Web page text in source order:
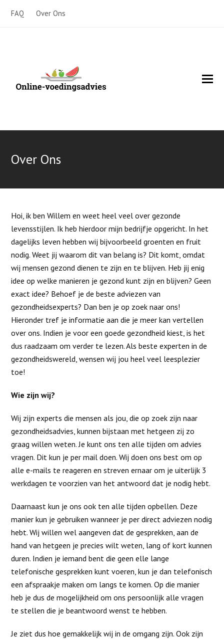
FAQ Over Ons
Over Ons
Hoi, ik ben Willem en weet heel veel over gezonde
levensstijlen. Ik heb hierdoor mijn bedrijfje opgericht. In het
dagelijks leven hebben wij bijvoorbeeld groenten en fruit
nodig. Weet jij waarom dit van belang is? Dit komt, omdat
wij mensen gezond dienen te zijn en te blijven. Heb jij enig
idee op welke manieren je gezond kunt zijn en blijven? Geen
exact idee? Behoef je de beste adviezen van
gezondheidsexperts? Dan ben je op zoek naar ons!
Hieronder tref je informatie aan die je meer kan vertellen
over ons. Indien je voor een goede gezondheid kiest, is het
dus raadzaam om verder te lezen. Als beste experten in de
gezondheidswereld, wensen wij jou heel veel leesplezier
toe!
Wie zijn wij?
Wij zijn experts die mensen als jou, die op zoek zijn naar
gezondheidsadvies, kunnen bijstaan met hetgeen zij zo
graag willen weten. Je kunt ons ten alle tijden om advies
vragen. Dit kun je per mail doen. Wij doen ons best om op
alle e-mails te reageren en streven ernaar om je uiterlijk 3
werkdagen te voorzien van het antwoord dat je nodig hebt.
Daarnaast kun je ons ook ten alle tijden opbellen. Deze
manier kun je gebruiken wanneer je per direct adviezen nodig
hebt. Wij willen wel aangeven dat de gesprekken, aan de
hand van hetgeen je precies wilt weten, lang of kort kunnen
duren. Indien je iemand bent die geen elle lange
telefonische gesprekken kunt voeren, kun je dan telefonisch
een afspraakje maken om langs te komen. Op die manier
heb je dus de mogelijkheid om ons persoonlijk alle vragen
te stellen die je beantwoord wenst te hebben.
Je ziet dus hoe gemakkelijk wij in de omgang zijn. Ook zijn